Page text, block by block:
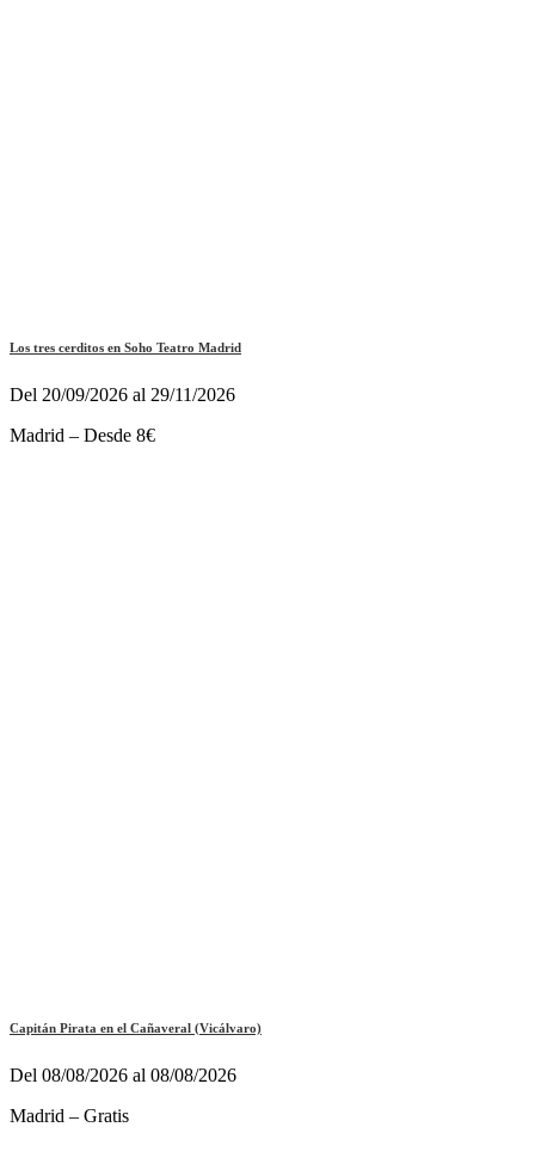
Los tres cerditos en Soho Teatro Madrid
Del 20/09/2026 al 29/11/2026
Madrid – Desde 8€
Capitán Pirata en el Cañaveral (Vicálvaro)
Del 08/08/2026 al 08/08/2026
Madrid – Gratis